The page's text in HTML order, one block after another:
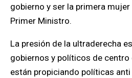
gobierno y ser la primera
Primer Ministro.
La presión de la ultraderecha es tan fuerte que hasta
gobiernos y políticos de
están propiciando políticas